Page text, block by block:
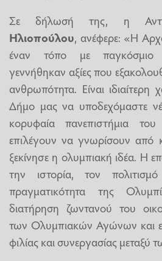
Σε δήλωσή της, η
Ηλιοπούλου, ανέφερε: «Η
έναν τόπο με παγκόσμιο
γεννήθηκαν αξίες που
ανθρωπότητα. Είναι ιδιαίτερη
Δήμο μας να υποδεχόμαστε
κορυφαία πανεπιστήμια
επιλέγουν να γνωρίσουν από
ξεκίνησε η ολυμπιακή ιδέα. Η
την ιστορία, τον
πραγματικότητα της
διατήρηση ζωντανού του
των Ολυμπιακών Αγώνων και
φιλίας και συνεργασίας μεταξύ